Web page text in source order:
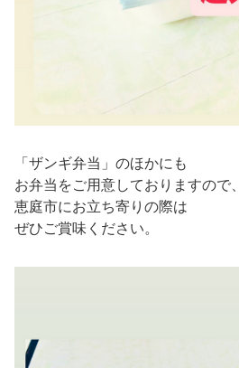
「ザンギ弁当」のほかにも
お弁当をご用意しておりますので、
恵庭市にお立ち寄りの際は
ぜひご賞味ください。